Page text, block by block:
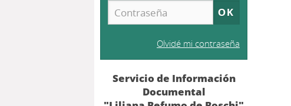
Olvidé mi contraseña
Servicio de Información
Documental